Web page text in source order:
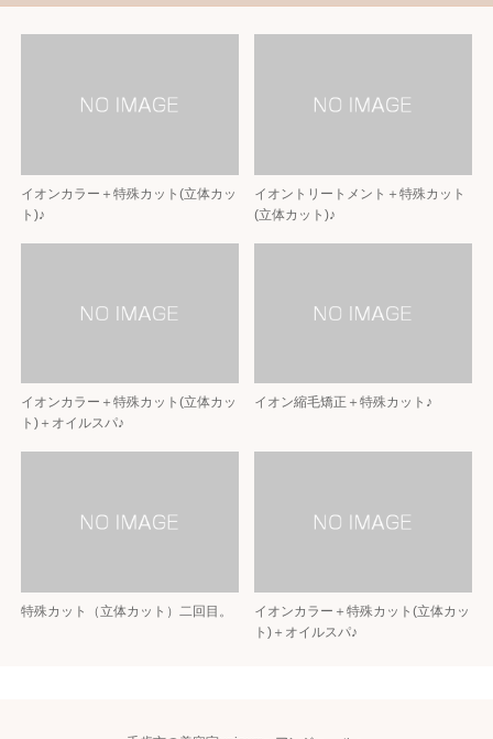
イオンカラー＋特殊カット(立体カッ
ト)♪
イオントリートメント＋特殊カット
(立体カット)♪
イオンカラー＋特殊カット(立体カッ
ト)＋オイルスパ♪
イオン縮毛矯正＋特殊カット♪
特殊カット（立体カット）二回目。
イオンカラー＋特殊カット(立体カッ
ト)＋オイルスパ♪